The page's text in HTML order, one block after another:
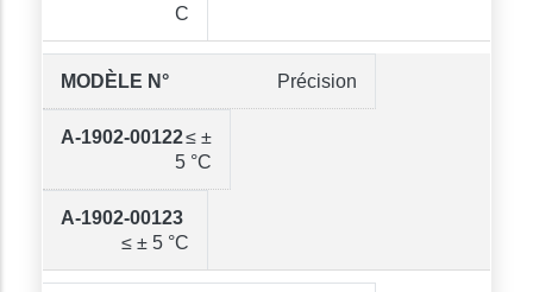
C
Précision
≤ ±
5 °C
≤ ± 5 °C